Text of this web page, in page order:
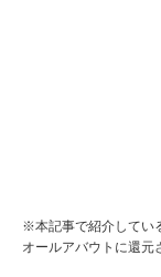
※本記事で紹介してい
オールアバウトに還元